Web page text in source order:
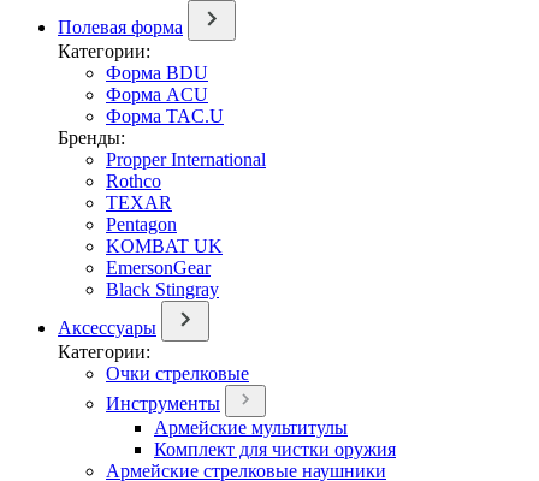
Полевая форма
Категории:
Форма BDU
Форма ACU
Форма TAC.U
Бренды:
Propper International
Rothco
TEXAR
Pentagon
KOMBAT UK
EmersonGear
Black Stingray
Аксессуары
Категории:
Очки стрелковые
Инструменты
Армейские мультитулы
Комплект для чистки оружия
Армейские стрелковые наушники